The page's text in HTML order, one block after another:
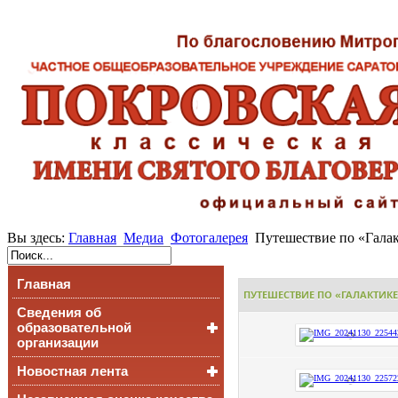
Вы здесь: Главная Медиа Фотогалерея Путешествие по
Главная
Сведения об
образовательной
организации
Основные сведения
Структура и органы
Новостная лента
ПУТЕШЕСТВИЕ ПО «ГАЛАКТИКЕ